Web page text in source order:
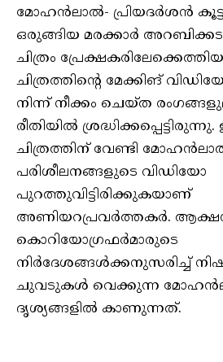
മോഹൻലാൽ- പ്രിയദർശൻ
ഒരുങ്ങിയ മരക്കാർ
ചിത്രം
ചിത്രത്തിന്റെ മേക്കിങ്
നിന്ന് നീക്കം ചെയ്ത
രീതിയിൽ
ചിത്രത്തിന് വേണ്ടി
പരിശീലനങ്ങളുടെ വിഡിയോ
പുറത്തുവിട്ടിരിക്കുകയാണ്
അണിയറപ്രവർത്തകർ.
കൊറിയോഗ്രഫര്‍മാരുടെ
നിര്‍ദേശങ്ങള്‍ക്കനുസരിച്ച്
ചുവടുകള്‍ വെക്കുന്ന
ദൃശ്യങ്ങളിൽ കാണുന്നത്.